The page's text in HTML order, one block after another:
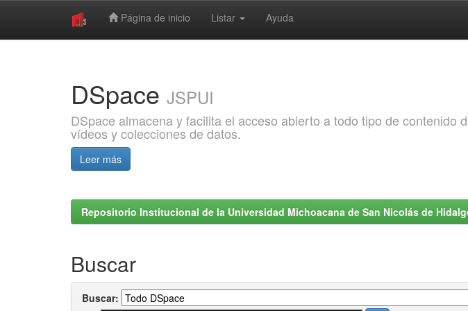
Página de inicio Listar Ayuda
DSpace JSPUI
DSpace almacena y facilita el acceso abierto a todo tipo de contenido
vídeos y colecciones de datos.
Leer más
Repositorio Institucional de la Universidad Michoacana de San Nicolás de
Buscar
Buscar: